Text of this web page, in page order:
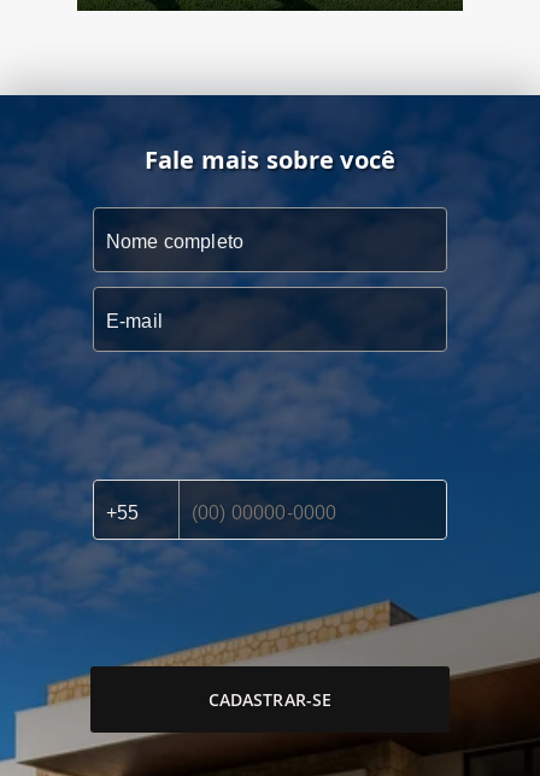
Fale mais sobre você
CADASTRAR-SE